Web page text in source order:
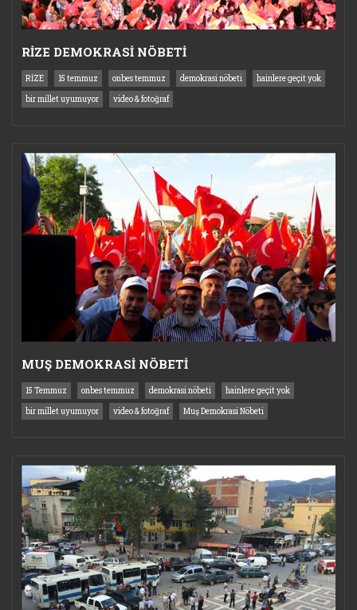
RİZE DEMOKRASİ NÖBETİ
RİZE 15 temmuz onbes temmuz demokrasi nöbeti
hainlere geçit yok
bir millet uyumuyor
video & fotoğraf
MUŞ DEMOKRASİ NÖBETİ
15 Temmuz onbes temmuz demokrasi nöbeti
hainlere geçit yok
bir millet uyumuyor
video & fotoğraf Muş Demokrasi Nöbeti